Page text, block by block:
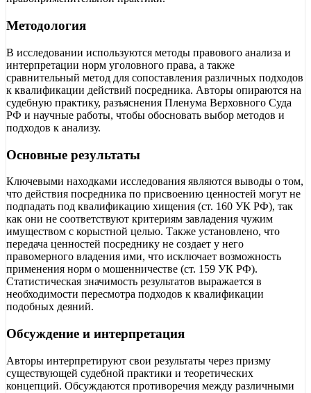
Методология
В исследовании используются методы правового анализа и
интерпретации норм уголовного права, а также
сравнительный метод для сопоставления различных подходов
к квалификации действий посредника. Авторы опираются на
судебную практику, разъяснения Пленума Верховного Суда
РФ и научные работы, чтобы обосновать выбор методов и
подходов к анализу.
Основные результаты
Ключевыми находками исследования являются выводы о том,
что действия посредника по присвоению ценностей могут не
подпадать под квалификацию хищения (ст. 160 УК РФ), так
как они не соответствуют критериям завладения чужим
имуществом с корыстной целью. Также установлено, что
передача ценностей посреднику не создает у него
правомерного владения ими, что исключает возможность
применения норм о мошенничестве (ст. 159 УК РФ).
Статистическая значимость результатов выражается в
необходимости пересмотра подходов к квалификации
подобных деяний.
Обсуждение и интерпретация
Авторы интерпретируют свои результаты через призму
существующей судебной практики и теоретических
концепций. Обсуждаются противоречия между различными